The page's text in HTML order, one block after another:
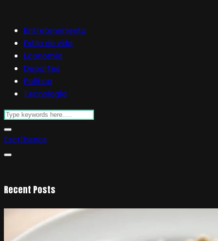
Entretenimiento
Estilo de vida
Economía
Deportes
Política
Tecnología
Escríbenos
Recent Posts